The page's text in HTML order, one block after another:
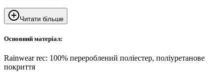
Читати більше
Основний матеріал:
Rainwear rec: 100% перероблений поліестер, поліуретанове
покриття